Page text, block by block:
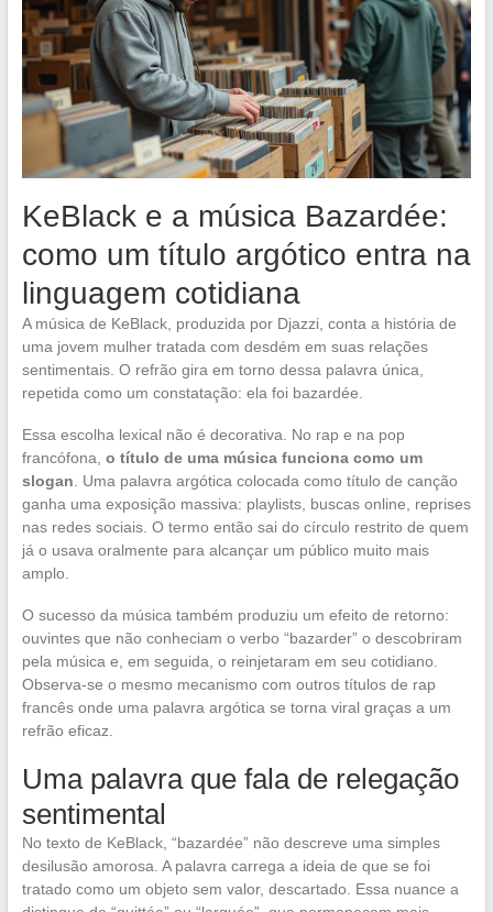
KeBlack e a música Bazardée:
como um título argótico entra na
linguagem cotidiana
A música de KeBlack, produzida por Djazzi, conta a história de
uma jovem mulher tratada com desdém em suas relações
sentimentais. O refrão gira em torno dessa palavra única,
repetida como um constatação: ela foi bazardée.
Essa escolha lexical não é decorativa. No rap e na pop
francófona, o título de uma música funciona como um
slogan . Uma palavra argótica colocada como título de canção
ganha uma exposição massiva: playlists, buscas online, reprises
nas redes sociais. O termo então sai do círculo restrito de quem
já o usava oralmente para alcançar um público muito mais
amplo.
O sucesso da música também produziu um efeito de retorno:
ouvintes que não conheciam o verbo “bazarder” o descobriram
pela música e, em seguida, o reinjetaram em seu cotidiano.
Observa-se o mesmo mecanismo com outros títulos de rap
francês onde uma palavra argótica se torna viral graças a um
refrão eficaz.
Uma palavra que fala de relegação
sentimental
No texto de KeBlack, “bazardée” não descreve uma simples
desilusão amorosa. A palavra carrega a ideia de que se foi
tratado como um objeto sem valor, descartado. Essa nuance a